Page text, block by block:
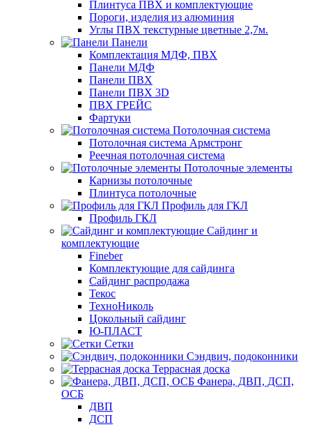
Плинтуса ПВХ и комплектующие
Пороги, изделия из алюминия
Углы ПВХ текстурные цветные 2,7м.
Панели
Комплектация МДФ, ПВХ
Панели МДФ
Панели ПВХ
Панели ПВХ 3D
ПВХ ГРЕЙС
Фартуки
Потолочная система
Потолочная система Армстронг
Реечная потолочная система
Потолочные элементы
Карнизы потолочные
Плинтуса потолочные
Профиль для ГКЛ
Профиль ГКЛ
Сайдинг и
комплектующие
Fineber
Комплектующие для сайдинга
Сайдинг распродажа
Текос
ТехноНиколь
Цокольный сайдинг
Ю-ПЛАСТ
Сетки
Сэндвич, подоконники
Террасная доска
Фанера, ДВП, ДСП,
ОСБ
ДВП
ДСП